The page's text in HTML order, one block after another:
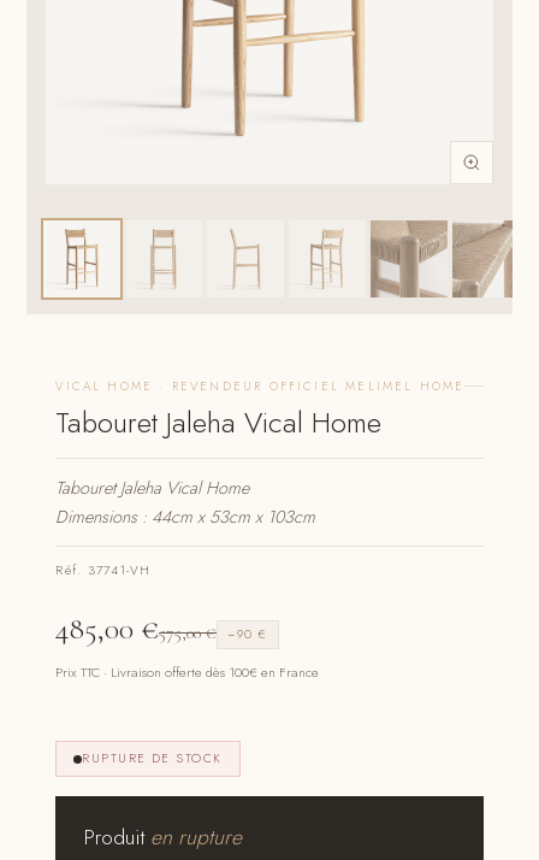
VICAL HOME · REVENDEUR OFFICIEL MELIMEL HOME
Tabouret Jaleha Vical Home
Tabouret Jaleha Vical Home
Dimensions : 44cm x 53cm x 103cm
Réf. 37741-VH
485,00 €575,00€ −90 €
Prix TTC · Livraison offerte dès 100€ en France
RUPTURE DE STOCK
Produiten rupture